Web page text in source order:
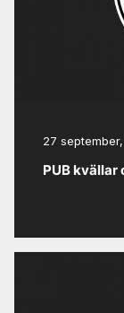
27
PUB kvällar